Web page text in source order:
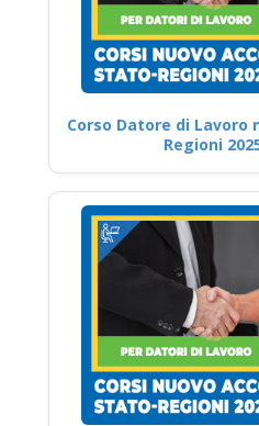
Corso Datore di Lavoro
Regioni